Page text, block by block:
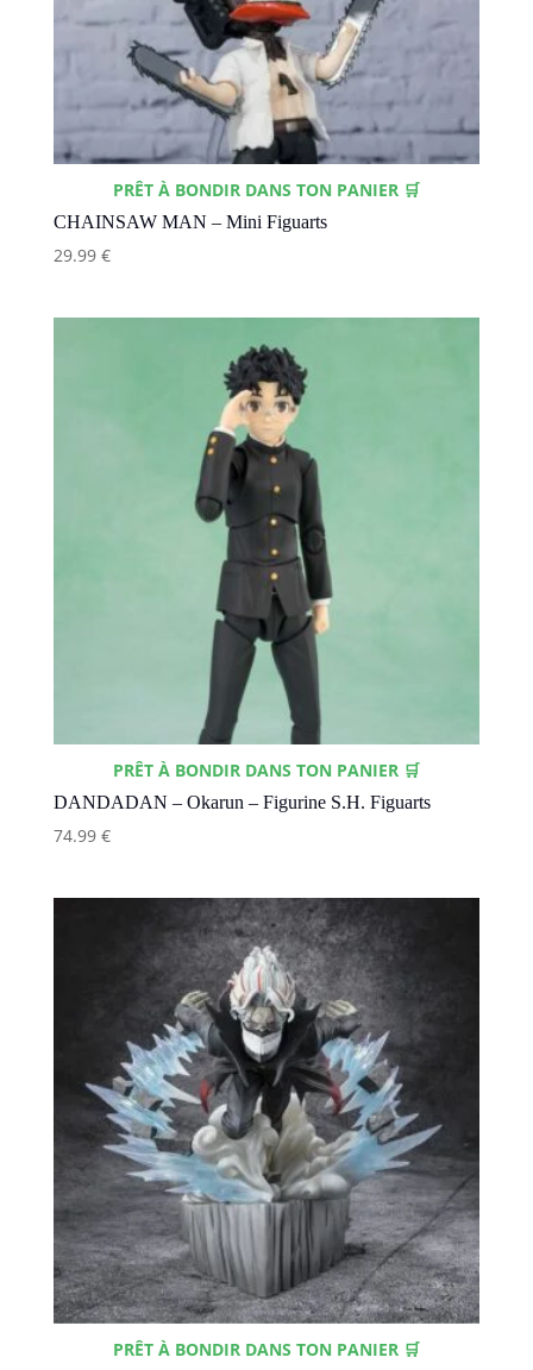
PRÊT À BONDIR DANS TON PANIER 🛒
CHAINSAW MAN – Mini Figuarts
29.99 €
PRÊT À BONDIR DANS TON PANIER 🛒
DANDADAN – Okarun – Figurine S.H. Figuarts
74.99 €
PRÊT À BONDIR DANS TON PANIER 🛒